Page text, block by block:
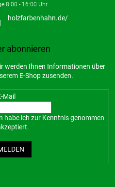
holzfarbenhahn.de/
abonnieren
werden Ihnen Informationen über
E-Shop zusenden.
Mail
habe ich zur Kenntnis genommen